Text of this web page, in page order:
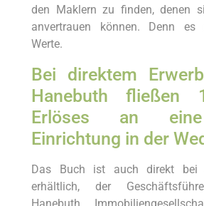
den Maklern zu finden, denen
anvertrauen können. Denn
Werte.
Bei direktem
Hanebuth fließen
Erlöses an
Einrichtung in der
Das Buch ist auch direkt bei
erhältlich, der
Hanebuth